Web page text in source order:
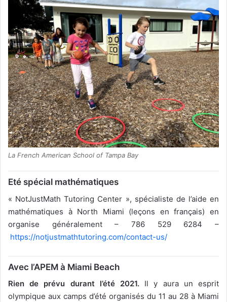
La French American School of Tampa Bay
Eté spécial mathématiques
« NotJustMath Tutoring Center », spécialiste de l’aide en
mathématiques à North Miami (leçons en français) en
organise généralement – 786 529 6284 –
https://notjustmathtutoring.com/contact-us/
Avec l’APEM à Miami Beach
Rien de prévu durant l’été 2021. Il y aura un esprit
olympique aux camps d’été organisés du 11 au 28 à Miami